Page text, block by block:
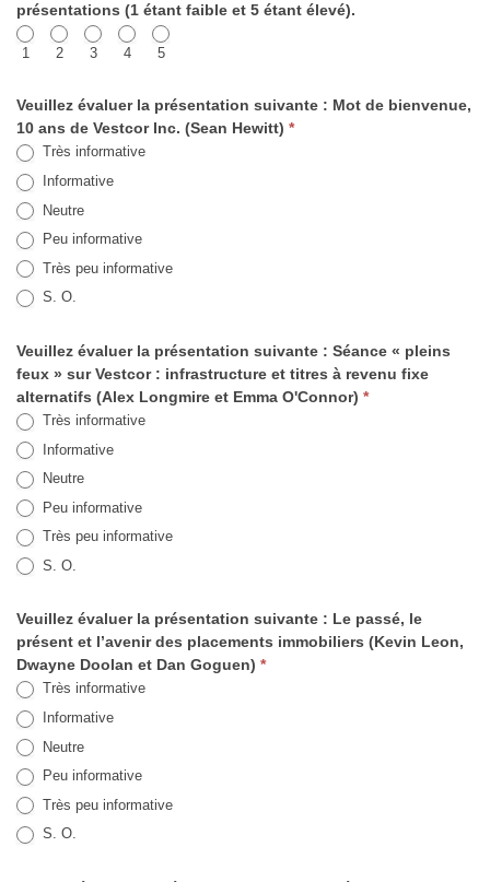
présentations (1 étant faible et 5 étant élevé).
1 2 3 4 5
Veuillez évaluer la présentation suivante : Mot de bienvenue,
10 ans de Vestcor Inc. (Sean Hewitt) *
Très informative
Informative
Neutre
Peu informative
Très peu informative
S. O.
Veuillez évaluer la présentation suivante : Séance « pleins
feux » sur Vestcor : infrastructure et titres à revenu fixe
alternatifs (Alex Longmire et Emma O'Connor) *
Très informative
Informative
Neutre
Peu informative
Très peu informative
S. O.
Veuillez évaluer la présentation suivante : Le passé, le
présent et l’avenir des placements immobiliers (Kevin Leon,
Dwayne Doolan et Dan Goguen) *
Très informative
Informative
Neutre
Peu informative
Très peu informative
S. O.